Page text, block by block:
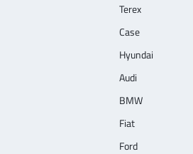
Terex
Case
Hyundai
Audi
BMW
Fiat
Ford